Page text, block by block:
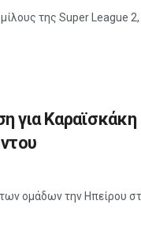
της Super League
για
ομάδων την Ηπείρου